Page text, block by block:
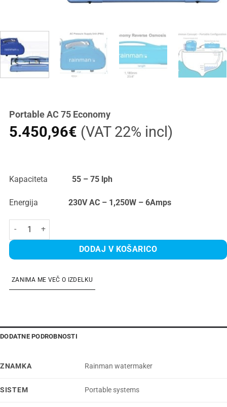
Portable AC 75 Economy
5.450,96€ (VAT 22% incl)
Kapaciteta 55 – 75 lph
Energija 230V AC – 1,250W – 6Amps
Portable AC 75 Economy količina
DODAJ V KOŠARICO
ZANIMA ME VEČ O IZDELKU
DODATNE PODROBNOSTI
ZNAMKA Rainman watermaker
SISTEM Portable systems